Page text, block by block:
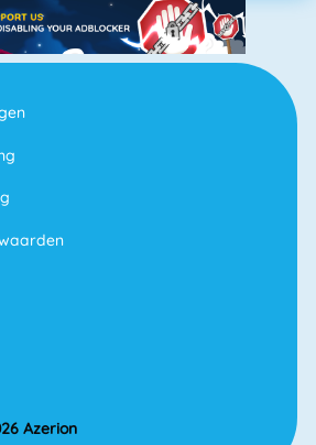
Azerion